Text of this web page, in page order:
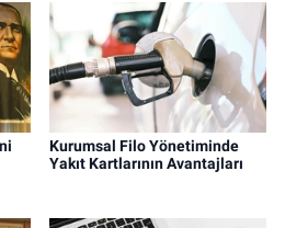
Kurumsal Filo Yönetiminde
Yakıt Kartlarının Avantajları